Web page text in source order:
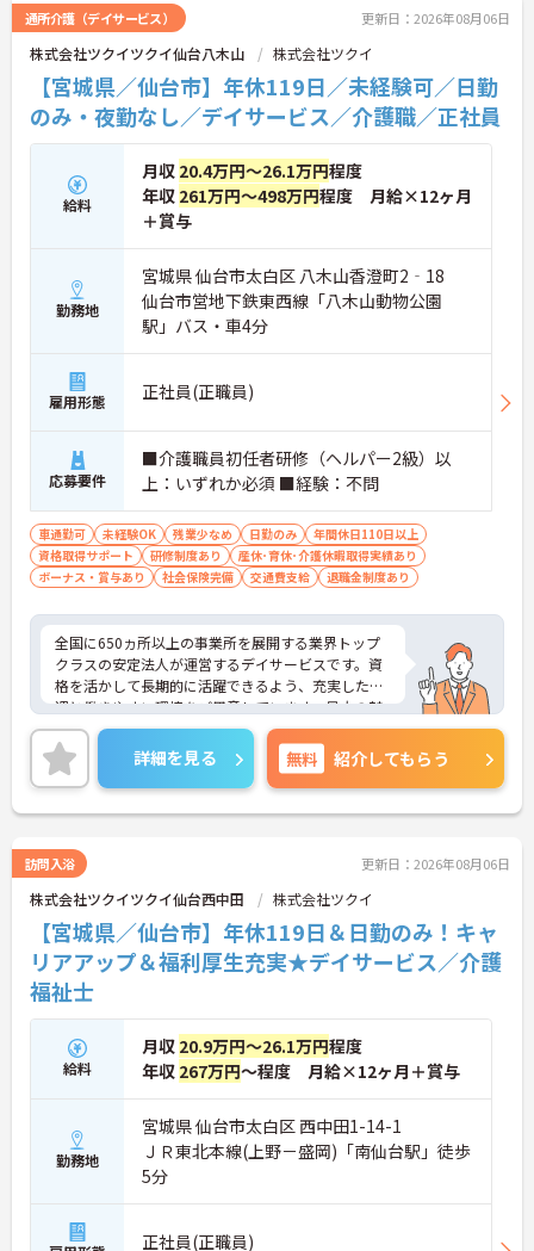
の補助が受けられる独自の福利厚生制度など大手な
らではの待遇が魅力です。資格取得支援制度も充実
しており、規定内で髪色やネイルも楽しめるため有
資格者の方が個性を活かしながら長期的にキャリア
アップできるおすすめの職場です。
★おすすめPOINT★
【年間休日119日×くるみん認定！ライフイベント
に合わせて長く働ける環境です】
・毎月付与されるリフレッシュ休暇を活用すること
で連休を取得しプライベートを充実させることがで
・子育てサポート企業としてくるみん認定を取得し
ておりこども休暇など子育てと両立しやすい制度が
・産休や育休の取得実績があり子育て中のスタッフ
も多数在籍しているためお互いに協力し合える社風
があります
い福利厚生が魅力です】
・頑張りをしっかりと評価し還元する過去実績最大
支給しています
・勤続3年以上で対象となる退職金制度や宿泊費補
助などを受けられる独自の福利厚生制度ツクイPLUS
を完備しています
・社内規定の範囲内で髪色や髪型をはじめネイルや
まつげエクステが自由であり個性を大切にしながら
のびのびと働けます
【資格取得支援制度が充実！少人数ユニットのアッ
トホームな環境で専門性を高められます】
・実務者研修の受講料負担や介護福祉士等の合格お
祝い金支給など有資格者の更なるキャリアアップを
全力で応援しています
できます
・多様な社内研修プログラムや明確なキャリアパス
制度が整備されており介護の専門職として長期的な
成長を目指すことができます
通所介護（デイサービス） 更新日：2026年08月06日
株式会社ツクイツクイ仙台八木山 株式会社ツクイ
【宮城県／仙台市】年休119日／未経験可／日勤
のみ・夜勤なし／デイサービス／介護職／正社員
給料
月収 20.4万円～26.1万円程度
年収 261万円～498万円程度 月給×12ヶ月
＋賞与
勤務地
宮城県 仙台市太白区 八木山香澄町2‐18
仙台市営地下鉄東西線「八木山動物公園
駅」バス・車4分
雇用形態 正社員(正職員)
応募要件
■介護職員初任者研修（ヘルパー2級）以
上：いずれか必須 ■経験：不問
車通勤可 未経験OK 残業少なめ 日勤のみ
年間休日110日以上
資格取得サポート
研修制度あり
産休･育休･介護休暇取得実績あり
ボーナス・賞与あり
社会保険完備 交通費支給 退職金制度あり
全国に650ヵ所以上の事業所を展開する業界トップ
クラスの安定法人が運営するデイサービスです。資
格を活かして長期的に活躍できるよう、充実した待
遇と働きやすい環境をご用意しています。最大の魅
力は夜勤なしの日勤のみで年間休日は119日しっか
り確保できる点にあります。毎月付与されるリフレ
ッシュ休暇を利用して連休の取得も可能です。ま
た、子育てサポート企業として「くるみん認定」を
取得しており、こども休暇や充実した扶養手当など
入社後1年間は専用のチューターがつき手厚くフォ
ローするため、新しい環境への不安を軽減できま
す。最大185万円の賞与支給の実績や、宿泊費補助
等の独自の福利厚生制度も備わっており、有資格者
の方がご自身の個性を大切にしながらやりがいを持
って働き続けられるおすすめの職場です。
★おすすめPOINT★
をつけて働ける環境です】
・身体への負担が少ない夜勤なしの勤務で年間休日
・毎月1日付与されるリフレッシュ休暇と有給を組
み合わせて連休を取得しプライベートを満喫できま
す
・子育てサポート企業として「くるみん認定」を取
得しており未就学児向けのこども休暇など支援体制
が万全です
【賞与実績最大185万円◎大手法人ならではの手厚
詳細を見る 無料 紹介してもらう
訪問入浴 更新日：2026年08月06日
株式会社ツクイツクイ仙台西中田 株式会社ツクイ
【宮城県／仙台市】年休119日＆日勤のみ！キャ
リアアップ＆福利厚生充実★デイサービス／介護
福祉士
給料
月収 20.9万円～26.1万円程度
年収 267万円～程度 月給×12ヶ月＋賞与
勤務地
宮城県 仙台市太白区 西中田1-14-1
ＪＲ東北本線(上野－盛岡)「南仙台駅」徒歩
5分
正社員(正職員)